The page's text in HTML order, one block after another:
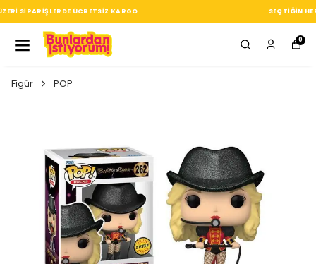
SEÇTIĞIN HER ÜRÜN, TARZINA DAIR KÜÇÜK BIR IMZA
0
Figür POP